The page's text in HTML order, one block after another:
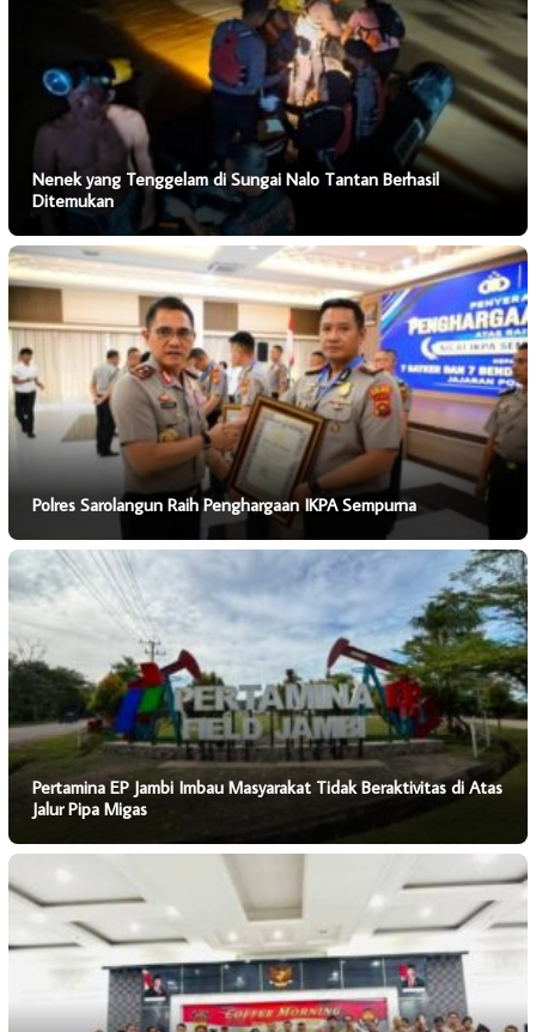
Nenek yang Tenggelam di Sungai Nalo Tantan Berhasil
Ditemukan
Polres Sarolangun Raih Penghargaan IKPA Sempurna
Pertamina EP Jambi Imbau Masyarakat Tidak Beraktivitas di Atas
Jalur Pipa Migas